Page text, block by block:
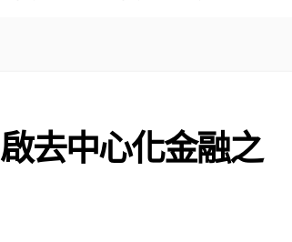
去中心化金融之